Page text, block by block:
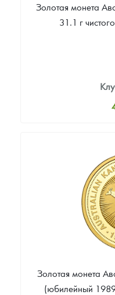
Золотая монета
31.1 г
Золотая монета
(юбилейный